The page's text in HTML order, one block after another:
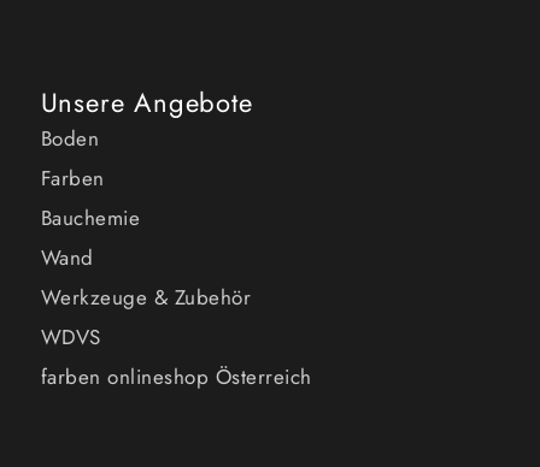
Unsere Angebote
Boden
Farben
Bauchemie
Wand
Werkzeuge & Zubehör
WDVS
farben onlineshop Österreich